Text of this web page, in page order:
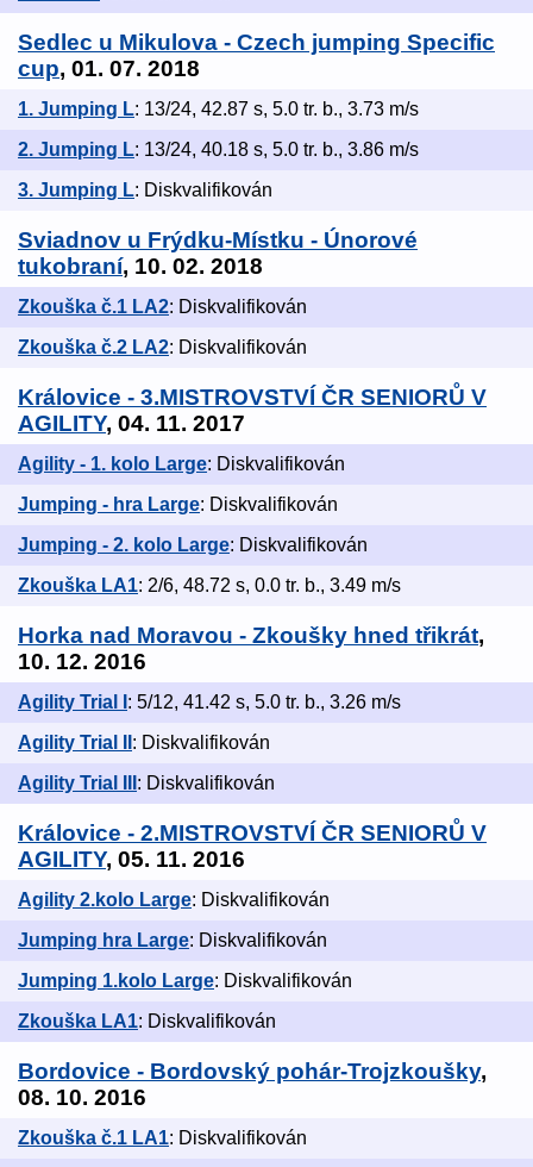
Sedlec u Mikulova - Czech jumping Specific
cup, 01. 07. 2018
1. Jumping L: 13/24, 42.87 s, 5.0 tr. b., 3.73 m/s
2. Jumping L: 13/24, 40.18 s, 5.0 tr. b., 3.86 m/s
3. Jumping L: Diskvalifikován
Sviadnov u Frýdku-Místku - Únorové
tukobraní, 10. 02. 2018
Zkouška č.1 LA2: Diskvalifikován
Zkouška č.2 LA2: Diskvalifikován
Královice - 3.MISTROVSTVÍ ČR SENIORŮ V
AGILITY, 04. 11. 2017
Agility - 1. kolo Large: Diskvalifikován
Jumping - hra Large: Diskvalifikován
Jumping - 2. kolo Large: Diskvalifikován
Zkouška LA1: 2/6, 48.72 s, 0.0 tr. b., 3.49 m/s
Horka nad Moravou - Zkoušky hned třikrát,
10. 12. 2016
Agility Trial I : 5/12, 41.42 s, 5.0 tr. b., 3.26 m/s
Agility Trial II : Diskvalifikován
Agility Trial III : Diskvalifikován
Královice - 2.MISTROVSTVÍ ČR SENIORŮ V
AGILITY, 05. 11. 2016
Agility 2.kolo Large: Diskvalifikován
Jumping hra Large: Diskvalifikován
Jumping 1.kolo Large: Diskvalifikován
Zkouška LA1: Diskvalifikován
Bordovice - Bordovský pohár-Trojzkoušky,
08. 10. 2016
Zkouška č.1 LA1: Diskvalifikován